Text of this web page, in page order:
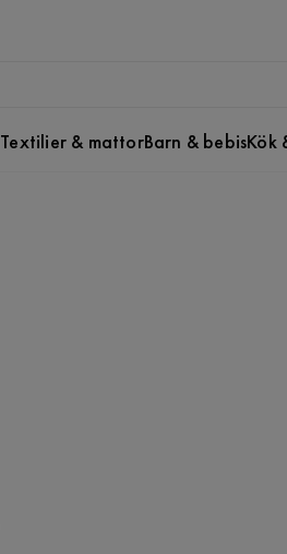
Textilier & mattorBarn & bebisKök